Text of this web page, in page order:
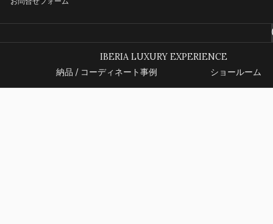
IBERIA LUXURY EXPERIENCE
納品 / コーディネート事例
ショールーム